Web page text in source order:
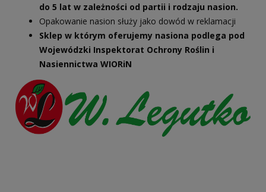
do 5 lat w zależności od partii i rodzaju nasion.
Opakowanie nasion służy jako dowód w reklamacji
Sklep w którym oferujemy nasiona podlega pod
Wojewódzki Inspektorat Ochrony Roślin i
Nasiennictwa WIORiN